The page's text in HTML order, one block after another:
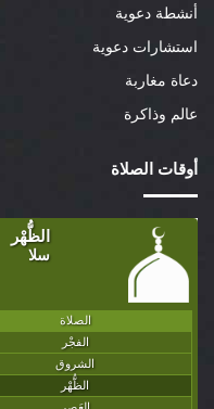
أنشطة دعوية
استشارات دعوية
دعاة مغاربة
عالم وذاكرة
أوقات الصلاة